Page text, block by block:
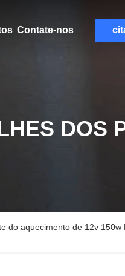
Contate-nos
DOS
do aquecimento de 12v